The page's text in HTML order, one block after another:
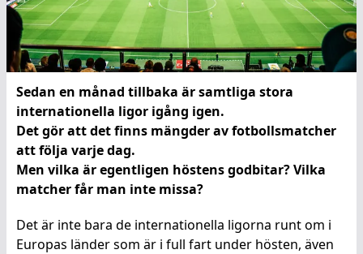
Sedan en månad tillbaka är samtliga stora
internationella ligor igång igen.
Det gör att det finns mängder av fotbollsmatcher
att följa varje dag.
Men vilka är egentligen höstens godbitar? Vilka
matcher får man inte missa?
Det är inte bara de internationella ligorna runt om i
Europas länder som är i full fart under hösten, även